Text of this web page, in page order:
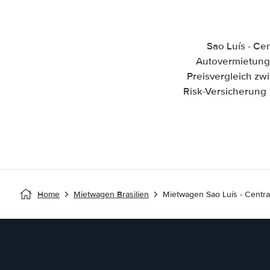
Sao Luís -
Preisvergleich
Risk-
Home Mietwagen Brasilien Mietwagen Sao Luís -